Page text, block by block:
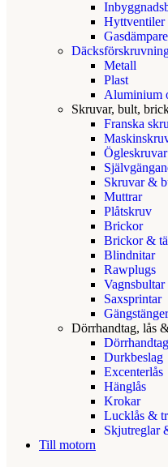
Hyttventiler
Metall
Plast
Aluminium
Skruvar, bult,
Franska
Skruvar &
Muttrar
Plåtskruv
Brickor
Brickor &
Blindnitar
Rawplugs
Vagnsbultar
Saxsprintar
Gängstänger
Dörrhandtag, lås
Durkbeslag
Excenterlås
Hänglås
Krokar
Lucklås &
Skjutreglar
Till motorn